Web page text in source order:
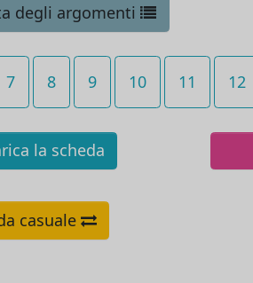
degli argomenti
7 8 9 10 11 12
la scheda
casuale